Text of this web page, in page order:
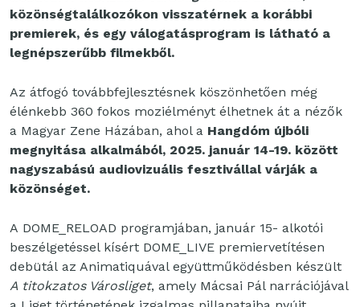
közönségtalálkozókon visszatérnek a korábbi
premierek, és egy válogatásprogram is látható a
legnépszerűbb filmekből.
Az átfogó továbbfejlesztésnek köszönhetően még
élénkebb 360 fokos moziélményt élhetnek át a nézők
a Magyar Zene Házában, ahol a Hangdóm újbóli
megnyitása alkalmából, 2025. január 14-19. között
nagyszabású audiovizuális fesztivállal várják a
közönséget.
A DOME_RELOAD programjában, január 15- alkotói
beszélgetéssel kísért DOME_LIVE premiervetítésen
debütál az Animatiquával együttműködésben készült
A titokzatos Városliget, amely Mácsai Pál narrációjával